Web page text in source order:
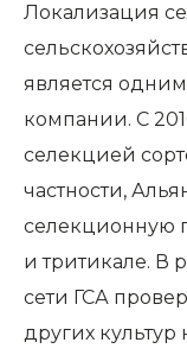
Локализация
является
компании. С
селекцией
частности,
селекционную
и тритикале. В
сети ГСА
других